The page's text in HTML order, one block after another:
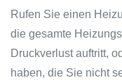
Rufen Sie einen
die gesamte
Druckverlust auftritt,
haben, die Sie nicht